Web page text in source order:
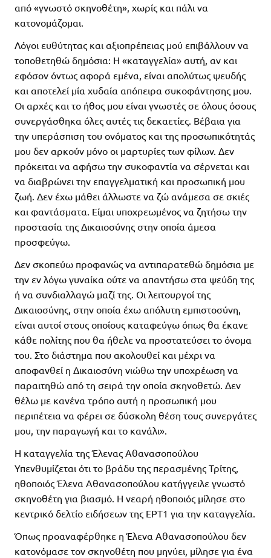
από «γνωστό σκηνοθέτη», χωρίς και πάλι να
κατονομάζομαι.
Λόγοι ευθύτητας και αξιοπρέπειας μού επιβάλλουν να
τοποθετηθώ δημόσια: Η «καταγγελία» αυτή, αν και
εφόσον όντως αφορά εμένα, είναι απολύτως ψευδής
και αποτελεί μία χυδαία απόπειρα συκοφάντησης μου.
Οι αρχές και το ήθος μου είναι γνωστές σε όλους όσους
συνεργάσθηκα όλες αυτές τις δεκαετίες. Βέβαια για
την υπεράσπιση του ονόματος και της προσωπικότητάς
μου δεν αρκούν μόνο οι μαρτυρίες των φίλων. Δεν
πρόκειται να αφήσω την συκοφαντία να σέρνεται και
να διαβρώνει την επαγγελματική και προσωπική μου
ζωή. Δεν έχω μάθει άλλωστε να ζώ ανάμεσα σε σκιές
και φαντάσματα. Είμαι υποχρεωμένος να ζητήσω την
προστασία της Δικαιοσύνης στην οποία άμεσα
προσφεύγω.
Δεν σκοπεύω προφανώς να αντιπαρατεθώ δημόσια με
την εν λόγω γυναίκα ούτε να απαντήσω στα ψεύδη της
ή να συνδιαλλαγώ μαζί της. Οι λειτουργοί της
Δικαιοσύνης, στην οποία έχω απόλυτη εμπιστοσύνη,
είναι αυτοί στους οποίους καταφεύγω όπως θα έκανε
κάθε πολίτης που θα ήθελε να προστατεύσει το όνομα
του. Στο διάστημα που ακολουθεί και μέχρι να
αποφανθεί η Δικαιοσύνη νιώθω την υποχρέωση να
παραιτηθώ από τη σειρά την οποία σκηνοθετώ. Δεν
θέλω με κανένα τρόπο αυτή η προσωπική μου
περιπέτεια να φέρει σε δύσκολη θέση τους συνεργάτες
μου, την παραγωγή και το κανάλι».
Η καταγγελία της Έλενας Αθανασοπούλου
Υπενθυμίζεται ότι το βράδυ της περασμένης Τρίτης,
ηθοποιός Έλενα Αθανασοπούλου κατήγγειλε γνωστό
σκηνοθέτη για βιασμό. Η νεαρή ηθοποιός μίλησε στο
κεντρικό δελτίο ειδήσεων της ΕΡΤ1 για την καταγγελία.
Όπως προαναφέρθηκε η Έλενα Αθανασοπούλου δεν
κατονόμασε τον σκηνοθέτη που μηνύει, μίλησε για ένα